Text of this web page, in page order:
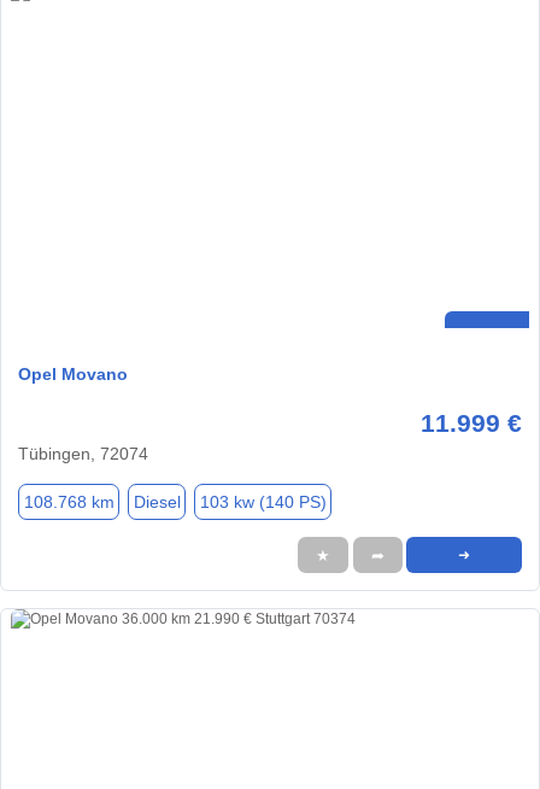
Opel Movano
11.999 €
Tübingen, 72074
108.768 km Diesel 103 kw (140 PS)
★ ➦ ➜